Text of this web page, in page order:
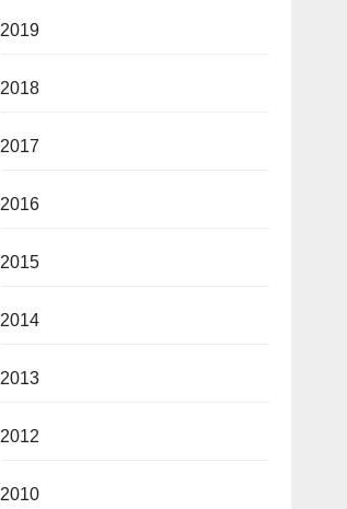
2019
2018
2017
2016
2015
2014
2013
2012
2010